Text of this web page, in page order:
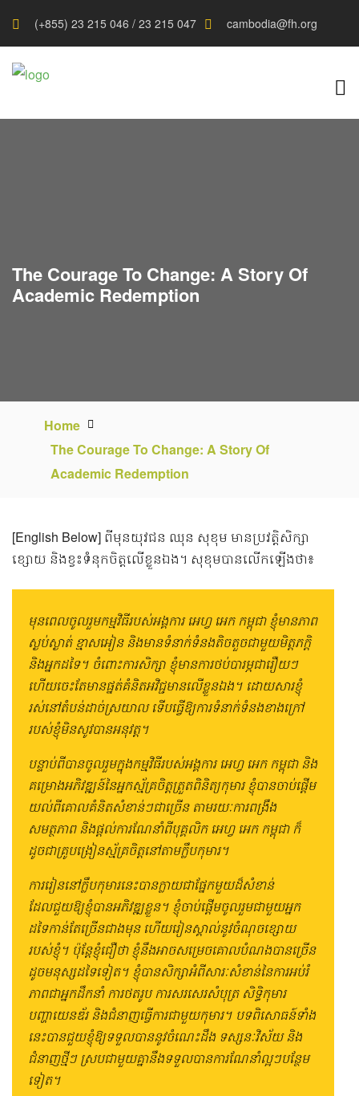
(+855) 23 215 046 / 23 215 047 cambodia@fh.org
The Courage To Change: A Story Of
Academic Redemption
Home
The Courage To Change: A Story Of
Academic Redemption
[English Below] ពីមុនយុវជន ឈុន សុខុម មានប្រវត្តិសិក្សា
ខ្សោយ និងខ្វះទំនុកចិត្តលើខ្លួនឯង។ សុខុមបានលើកឡើងថា៖
មុនពេលចូលរួមកម្មវិធីរបស់អង្គការ អេហ្វ អេក កម្ពុជា ខ្ញុំមានភាព
ស្ងប់ស្ងាត់ ខ្មាសអៀន និងមានទំនាក់ទំនងតិចតួចជាមួយមិត្តភក្តិ
និងអ្នកដទៃ។ ចំពោះការសិក្សា ខ្ញុំមានការថប់បារម្ភជារឿយៗ
ហើយចេះតែមានផ្នត់គំនិតអវិជ្ជមានលើខ្លួនឯង។ ដោយសារខ្ញុំ
រស់នៅតំបន់ដាច់ស្រយាល ទើបធ្វើឱ្យការទំនាក់ទំនងខាងក្រៅ
របស់ខ្ញុំមិនសូវបានអនុវត្ត។
បន្ទាប់ពីបានចូលរួមក្នុងកម្មវិធីរបស់អង្គការ អេហ្វ អេក កម្ពុជា និង
គម្រោងអភិវឌ្ឍន៍នៃអ្នកស្ម័គ្រចិត្តត្រួតពិនិត្យកុមារ ខ្ញុំបានចាប់ផ្តើម
យល់ពីគោលគំនិតសំខាន់ៗជាច្រើន តាមរយៈការពង្រឹង
សមត្ថភាព និងផ្តល់ការណែនាំពីបុគ្គលិក អេហ្វ អេក កម្ពុជា ក៏
ដូចជាគ្រូបង្រៀនស្ម័គ្រចិត្តនៅតាមក្លឹបកុមារ។
ការរៀននៅក្លឹបកុមារនេះបានក្លាយជាផ្នែកមួយដ៏សំខាន់
ដែលជួយឱ្យខ្ញុំបានអភិវឌ្ឍខ្លួន។ ខ្ញុំចាប់ផ្ដើមចូលរួមជាមួយអ្នក
ដទៃកាន់តែច្រើនជាងមុន ហើយរៀនស្គាល់នូវចំណុចខ្សោយ
របស់ខ្ញុំ។ ប៉ុន្តែខ្ញុំជឿថា ខ្ញុំនឹងអាចសម្រេចគោលបំណងបានច្រើន
ដូចមនុស្សដទៃទៀត។ ខ្ញុំបានសិក្សាអំពីសារៈសំខាន់នៃការអប់រំ
ភាពជាអ្នកដឹកនាំ ការថតរូប ការសរសេរសំបុត្រ សិទ្ធិកុមារ
បញ្ហាយេនឌ័រ និងជំនាញធ្វើការជាមួយកុមារ។ បទពិសោធន៍ទាំង
នេះបានជួយខ្ញុំឱ្យទទួលបាននូវចំណេះដឹង ទស្សនៈវិស័យ និង
ជំនាញថ្មីៗ ស្របជាមួយគ្នានឹងទទួលបានការណែនាំល្អៗបន្ថែម
ទៀត។